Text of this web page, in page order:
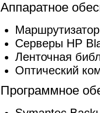
Аппаратное
Серверы HP
Ленточная
Оптический
Программное